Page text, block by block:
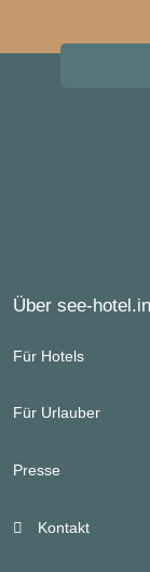
Über see-
Für Hotels
Für Urlauber
Presse
Kontakt